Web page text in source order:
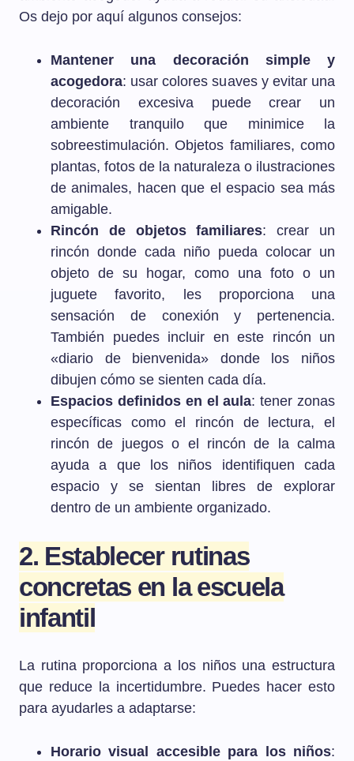
Os dejo por aquí algunos consejos:
Mantener una decoración simple y
acogedora: usar colores suaves y evitar una
decoración excesiva puede crear un
ambiente tranquilo que minimice la
sobreestimulación. Objetos familiares, como
plantas, fotos de la naturaleza o ilustraciones
de animales, hacen que el espacio sea más
amigable.
Rincón de objetos familiares: crear un
rincón donde cada niño pueda colocar un
objeto de su hogar, como una foto o un
juguete favorito, les proporciona una
sensación de conexión y pertenencia.
También puedes incluir en este rincón un
«diario de bienvenida» donde los niños
dibujen cómo se sienten cada día.
Espacios definidos en el aula: tener zonas
específicas como el rincón de lectura, el
rincón de juegos o el rincón de la calma
ayuda a que los niños identifiquen cada
espacio y se sientan libres de explorar
dentro de un ambiente organizado.
2. Establecer rutinas
concretas en la escuela
infantil
La rutina proporciona a los niños una estructura
que reduce la incertidumbre. Puedes hacer esto
para ayudarles a adaptarse:
Horario visual accesible para los niños: